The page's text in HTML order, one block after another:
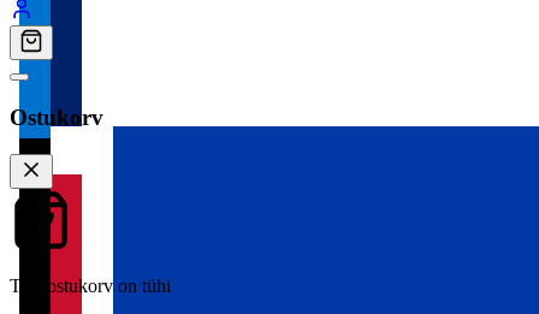
Ostukorv
Teie ostukorv on tühi